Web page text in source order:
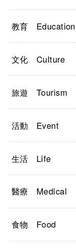
教育 Education
文化 Culture
旅遊 Tourism
活動 Event
生活 Life
醫療 Medical
食物 Food